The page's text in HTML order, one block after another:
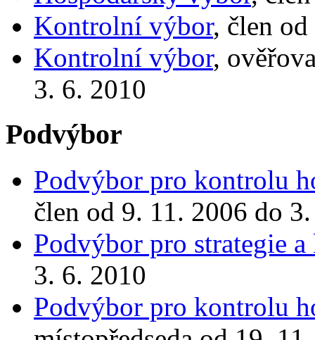
Kontrolní výbor, člen
Kontrolní výbor,
3. 6. 2010
Podvýbor
Podvýbor pro kontrolu
člen od 9. 11. 2006 do
Podvýbor pro strategie a
3. 6. 2010
Podvýbor pro kontrolu